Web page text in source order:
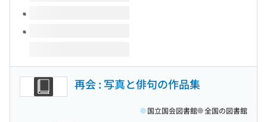
再会 : 写真と俳句の作品集
国立国会図書館 全国の図書館